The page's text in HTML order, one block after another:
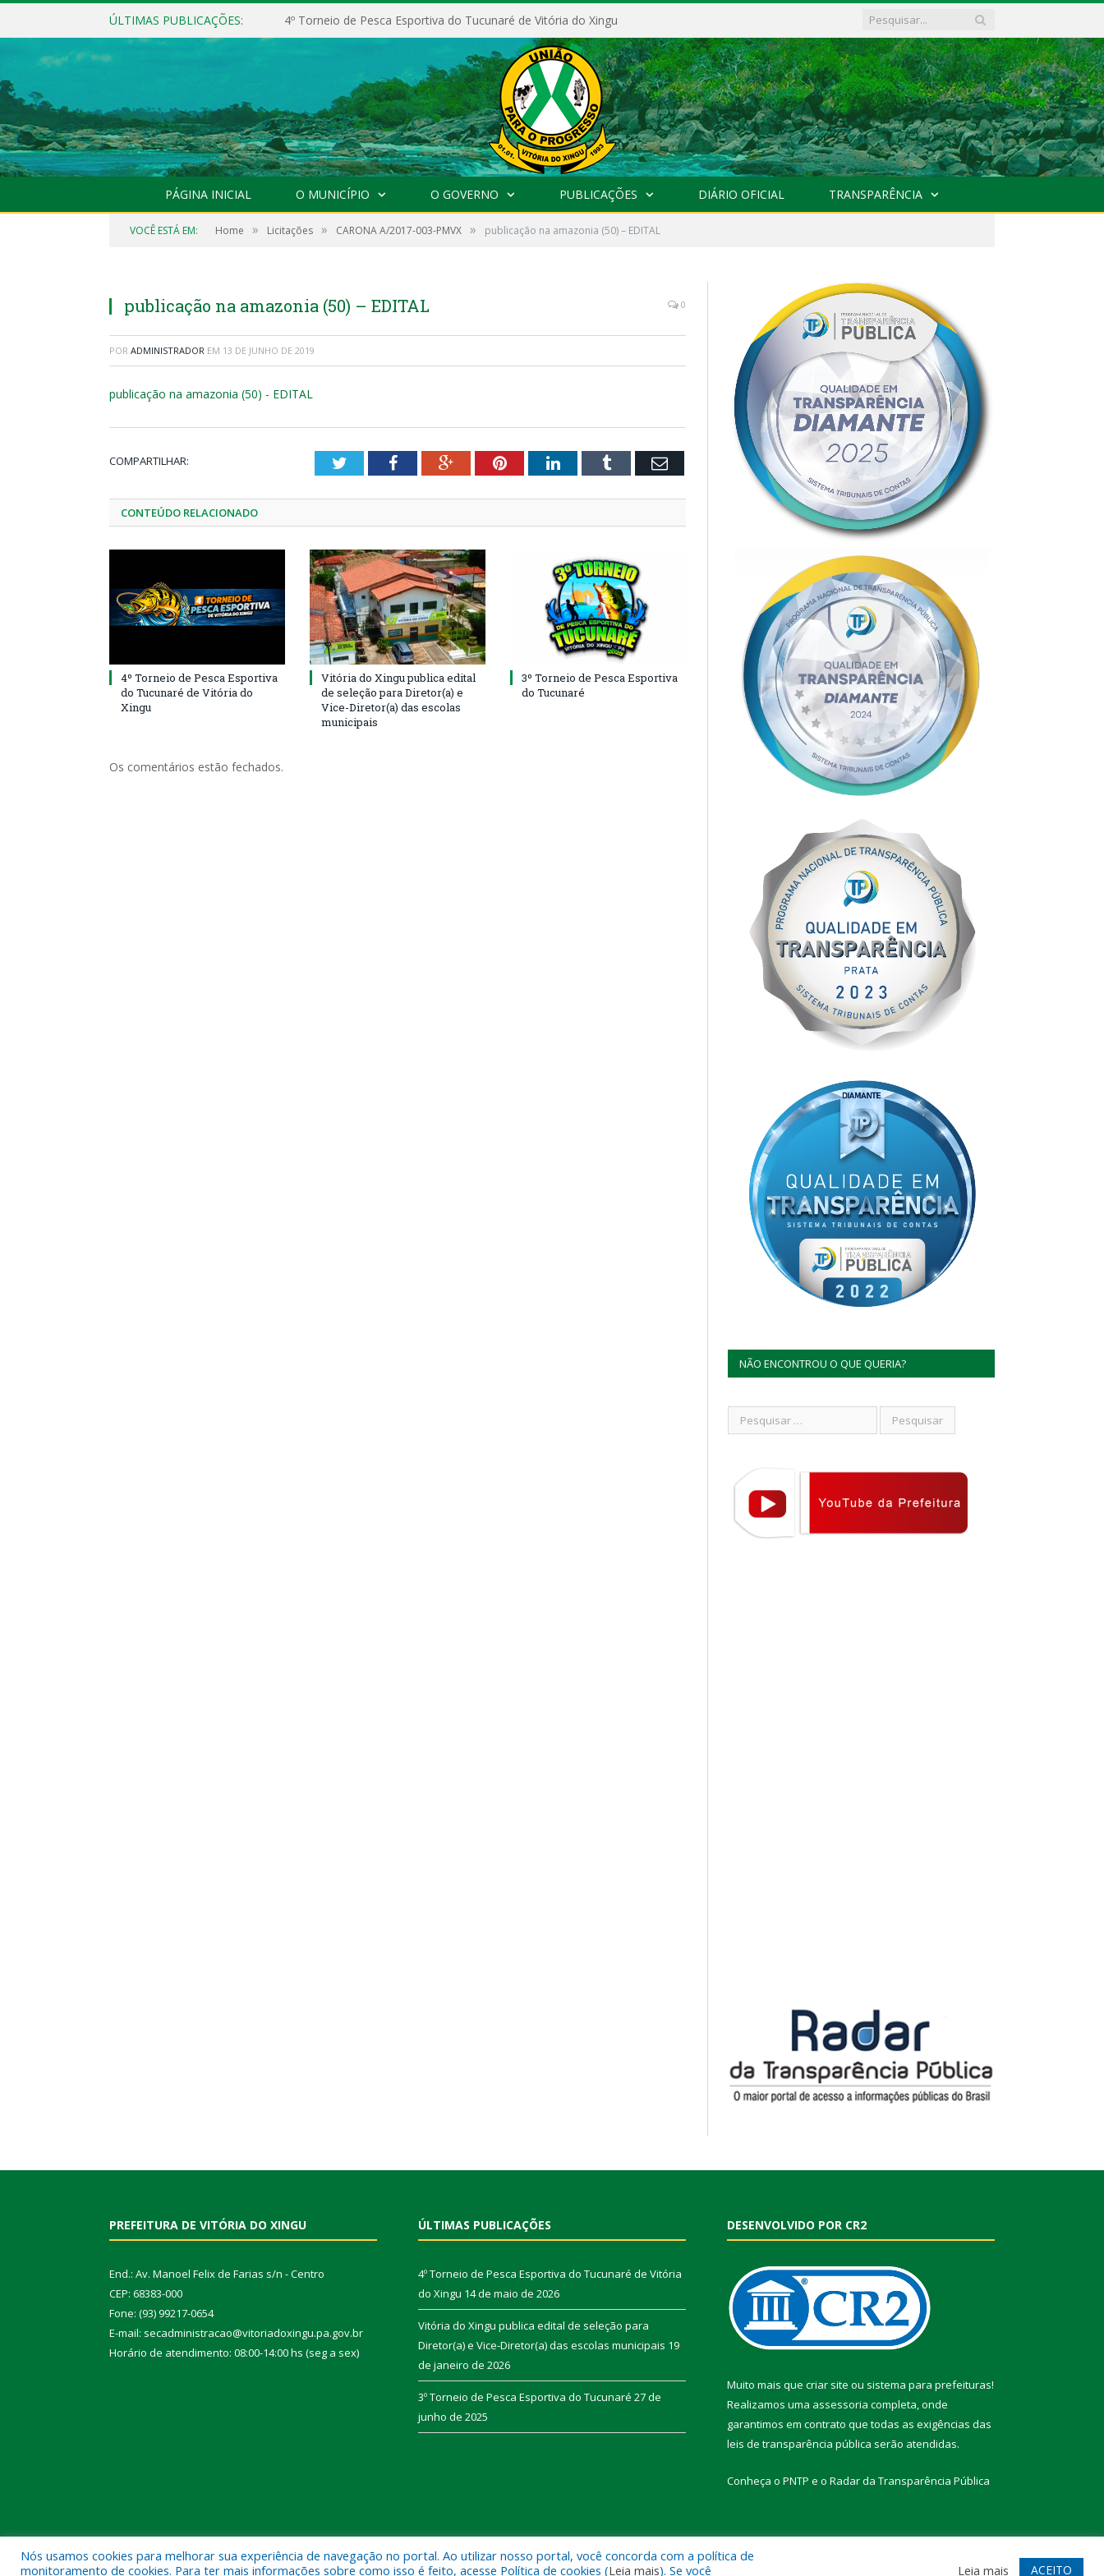
ÚLTIMAS PUBLICAÇÕES: 4º Torneio de Pesca Esportiva do Tucunaré de Vitória do Xingu
PÁGINA INICIAL O MUNICÍPIO O GOVERNO PUBLICAÇÕES DIÁRIO OFICIAL TRANSPARÊNCIA
VOCÊ ESTÁ EM: Home » Licitações » CARONA A/2017-003-PMVX » publicação na amazonia (50) – EDITAL
publicação na amazonia (50) – EDITAL 0
POR ADMINISTRADOR EM 13 DE JUNHO DE 2019
publicação na amazonia (50) - EDITAL
COMPARTILHAR: TwitterFacebookGoogle+PinterestLinkedInTumblr Email
CONTEÚDO RELACIONADO
4º Torneio de Pesca Esportiva
do Tucunaré de Vitória do
Xingu
Vitória do Xingu publica edital
de seleção para Diretor(a) e
Vice-Diretor(a) das escolas
municipais
3º Torneio de Pesca Esportiva
do Tucunaré
Os comentários estão fechados.
NÃO ENCONTROU O QUE QUERIA?
PREFEITURA DE VITÓRIA DO XINGU
End.: Av. Manoel Felix de Farias s/n - Centro
CEP: 68383-000
Fone: (93) 99217-0654
E-mail: secadministracao@vitoriadoxingu.pa.gov.br
Horário de atendimento: 08:00-14:00 hs (seg a sex)
ÚLTIMAS PUBLICAÇÕES
4º Torneio de Pesca Esportiva do Tucunaré de Vitória
do Xingu 14 de maio de 2026
Vitória do Xingu publica edital de seleção para
Diretor(a) e Vice-Diretor(a) das escolas municipais 19
de janeiro de 2026
3º Torneio de Pesca Esportiva do Tucunaré 27 de
junho de 2025
DESENVOLVIDO POR CR2
Muito mais que criar site ou sistema para prefeituras!
Realizamos uma assessoria completa, onde
garantimos em contrato que todas as exigências das
leis de transparência pública serão atendidas.
Conheça o PNTP e o Radar da Transparência Pública
Todos os direitos reservados a Prefeitura Municipal de Vitória do Xingu. Mapa do Site Acessar Webmail
Nós usamos cookies para melhorar sua experiência de navegação no portal. Ao utilizar nosso portal, você concorda com a política de
monitoramento de cookies. Para ter mais informações sobre como isso é feito, acesse Política de cookies (Leia mais). Se você Leia mais ACEITO